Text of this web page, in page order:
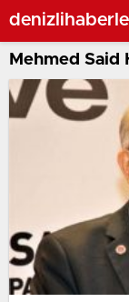
Mehmed Said